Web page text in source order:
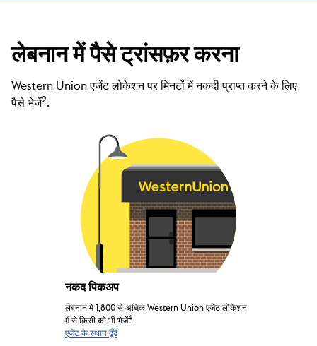
लेबनान में पैसे ट्रांसफ़र करना
Western Union एजेंट लोकेशन पर मिनटों में नकदी प्राप्त करने के लिए
पैसे भेजें2.
नकद पिकअप
लेबनान में 1,800 से अधिक Western Union एजेंट लोकेशन
में से किसी को भी भेजें4.
एजेंट के स्थान ढूँढें